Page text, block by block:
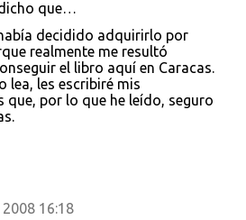
que…
decidido adquirirlo por
realmente me resultó
el libro aquí en Caracas.
lea, les escribiré mis
que, por lo que he leído, seguro
16:18